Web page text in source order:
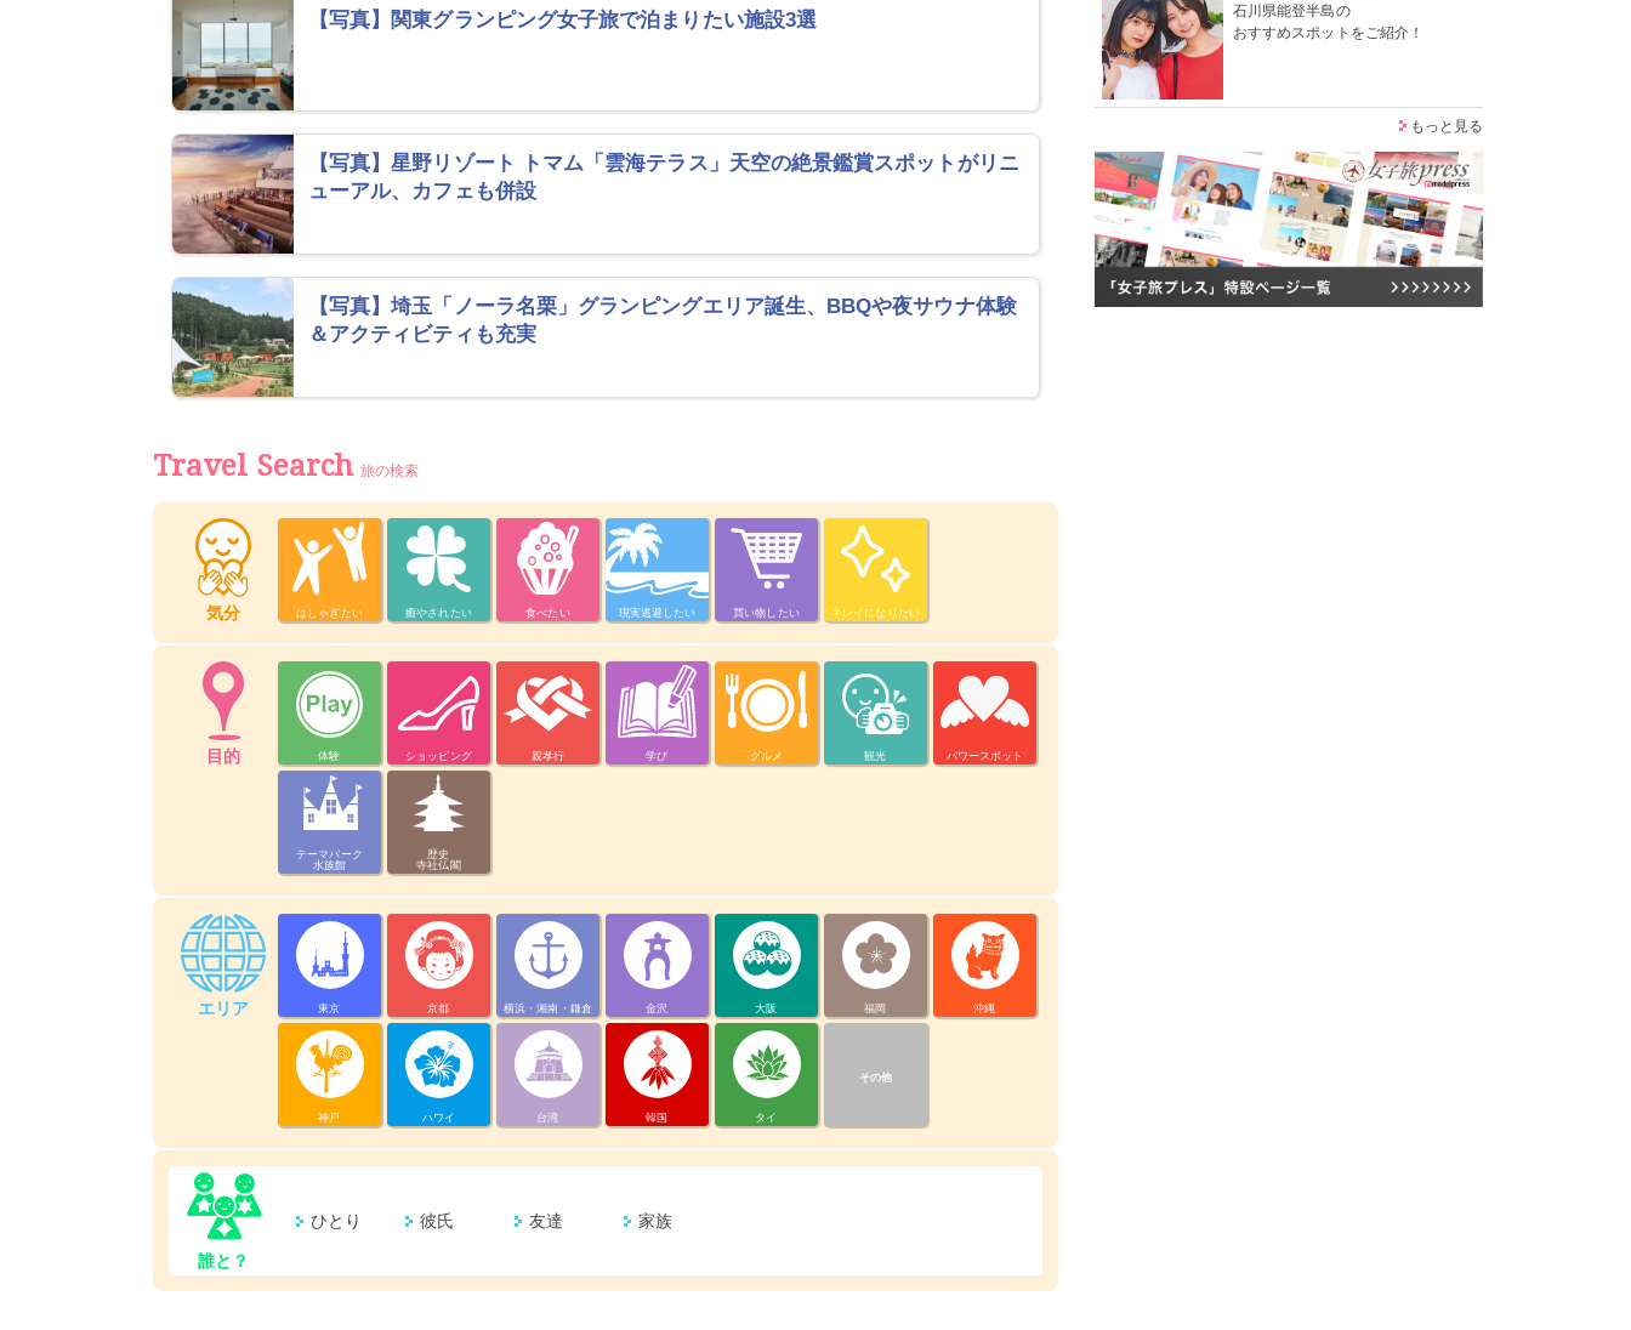
【写真】関東グランピング女子旅で泊まりたい施設3選
【写真】星野リゾート トマム「雲海テラス」天空の絶景鑑賞スポットがリニ
ューアル、カフェも併設
【写真】埼玉「ノーラ名栗」グランピングエリア誕生、BBQや夜サウナ体験
＆アクティビティも充実
Travel Search 旅の検索
気分 はしゃぎたい 癒やされたい 食べたい 現実逃避したい 買い物したい キレイになりたい
目的 体験 ショッピング 親孝行 学び グルメ 観光 パワースポット
テーマパーク
水族館
歴史
寺社仏閣
エリア 東京 京都 横浜・湘南・鎌倉 金沢 大阪 福岡 沖縄
神戸 ハワイ 台湾 韓国 タイ
その他
誰と？
ひとり 彼氏 友達 家族
石川県能登半島の
おすすめスポットをご紹介！
もっと見る